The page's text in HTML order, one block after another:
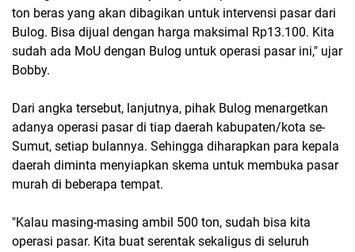
ton beras yang akan dibagikan untuk intervensi pasar dari
Bulog. Bisa dijual dengan harga maksimal Rp13.100. Kita
sudah ada MoU dengan Bulog untuk operasi pasar ini," ujar
Bobby.
Dari angka tersebut, lanjutnya, pihak Bulog menargetkan
adanya operasi pasar di tiap daerah kabupaten/kota se-
Sumut, setiap bulannya. Sehingga diharapkan para kepala
daerah diminta menyiapkan skema untuk membuka pasar
murah di beberapa tempat.
"Kalau masing-masing ambil 500 ton, sudah bisa kita
operasi pasar. Kita buat serentak sekaligus di seluruh